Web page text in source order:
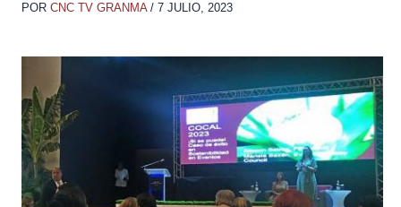
POR CNC TV GRANMA / 7 JULIO, 2023